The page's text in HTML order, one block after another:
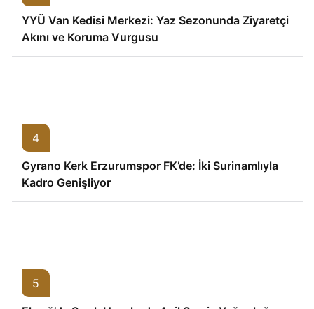
YYÜ Van Kedisi Merkezi: Yaz Sezonunda Ziyaretçi
Akını ve Koruma Vurgusu
4
Gyrano Kerk Erzurumspor FK’de: İki Surinamlıyla
Kadro Genişliyor
5